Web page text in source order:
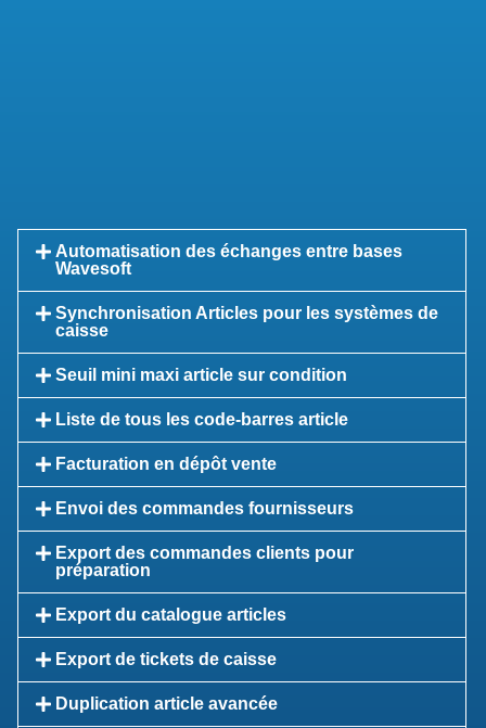
Automatisation des échanges entre bases
Wavesoft
Synchronisation Articles pour les systèmes de
caisse
Seuil mini maxi article sur condition
Liste de tous les code-barres article
Facturation en dépôt vente
Envoi des commandes fournisseurs
Export des commandes clients pour
préparation
Export du catalogue articles
Export de tickets de caisse
Duplication article avancée